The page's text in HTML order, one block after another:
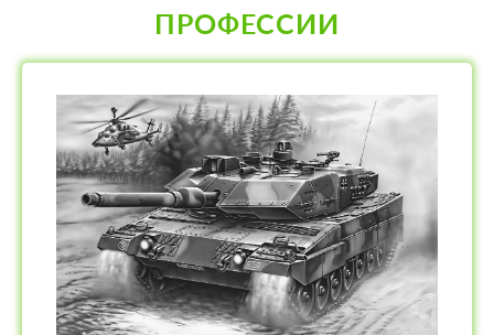
Пн. — Пт. с 10:00 до 19:00
Воскресенье по договор.
ПРОФЕССИИ